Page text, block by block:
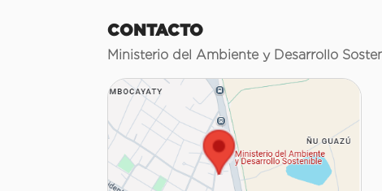
CONTACTO
Ministerio del Ambiente y Desarrollo